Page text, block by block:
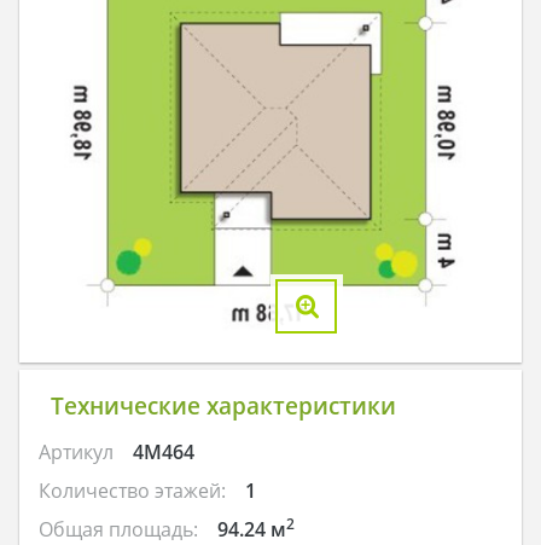
Технические характеристики
Артикул
4M464
Количество этажей:
1
Общая площадь:
94.24 м2